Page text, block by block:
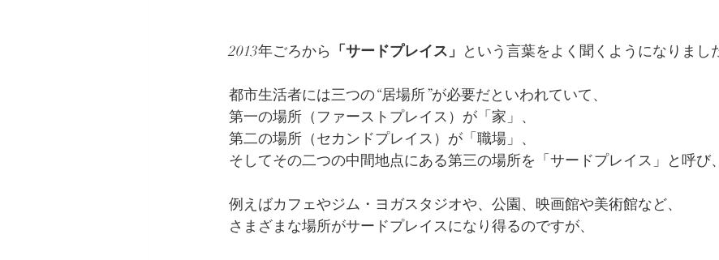
2013年ごろから 「サードプレイス」 という言葉をよく聞くようになりまし
都市生活者には三つの“居場所”が必要だといわれていて、
第一の場所（ファーストプレイス）が「家」、
第二の場所（セカンドプレイス）が「職場」、
そしてその二つの中間地点にある第三の場所を「サードプレイス」と呼び、
例えばカフェやジム・ヨガスタジオや、公園、映画館や美術館など、
さまざまな場所がサードプレイスになり得るのですが、